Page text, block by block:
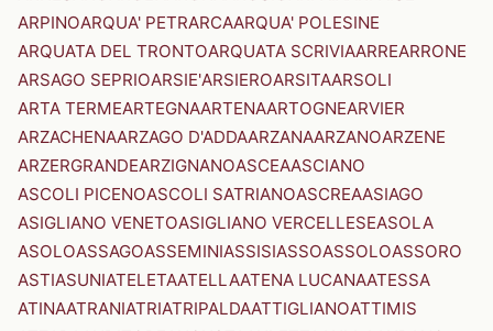
ARPINOARQUA' PETRARCAARQUA' POLESINE
ARQUATA DEL TRONTOARQUATA SCRIVIAARREARRONE
ARSAGO SEPRIOARSIE'ARSIEROARSITAARSOLI
ARTA TERMEARTEGNAARTENAARTOGNEARVIER
ARZACHENAARZAGO D'ADDAARZANAARZANOARZENE
ARZERGRANDEARZIGNANOASCEAASCIANO
ASCOLI PICENOASCOLI SATRIANOASCREAASIAGO
ASIGLIANO VENETOASIGLIANO VERCELLESEASOLA
ASOLOASSAGOASSEMINIASSISIASSOASSOLOASSORO
ASTIASUNIATELETAATELLAATENA LUCANAATESSA
ATINAATRANIATRIATRIPALDAATTIGLIANOATTIMIS